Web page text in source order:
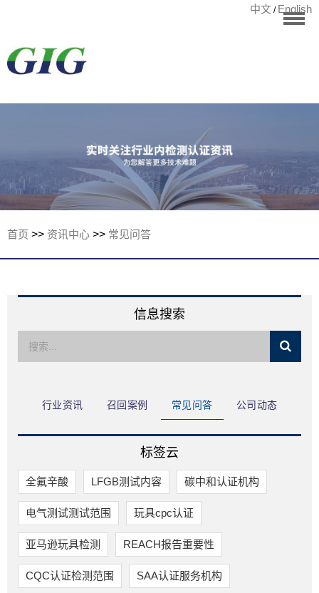
检测项目
客户案例
资讯中心
中文 / English
限公司
首页 >> 资讯中心 >> 常见问答
信息搜索
行业资讯 召回案例 常见问答 公司动态
标签云
全氟辛酸 LFGB测试内容 碳中和认证机构
电气测试测试范围 玩具cpc认证
亚马逊玩具检测 REACH报告重要性
CQC认证检测范围 SAA认证服务机构